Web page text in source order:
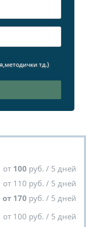
тд.)
от 100 руб. / 5 дней
от 110 руб. / 5 дней
от 170 руб. / 5 дней
от 100 руб. / 5 дней